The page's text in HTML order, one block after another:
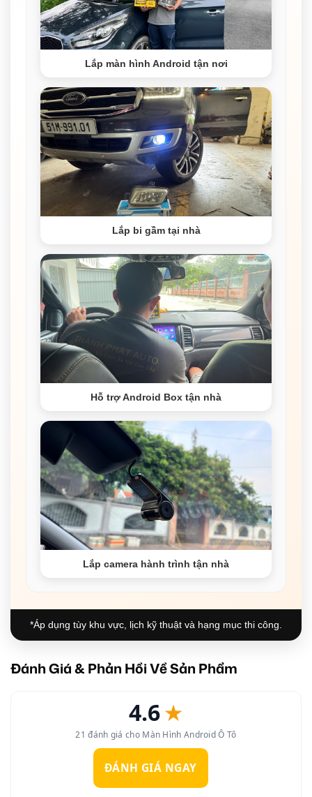
Lắp màn hình Android tận nơi
Lắp bi gầm tại nhà
Hỗ trợ Android Box tận nhà
Lắp camera hành trình tận nhà
*Áp dụng tùy khu vực, lịch kỹ thuật và hạng mục thi công.
Đánh Giá & Phản Hồi Về Sản Phẩm
4.6★
21 đánh giá cho Màn Hình Android Ô Tô
ĐÁNH GIÁ NGAY